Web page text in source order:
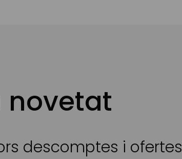
novetat
descomptes i ofertes